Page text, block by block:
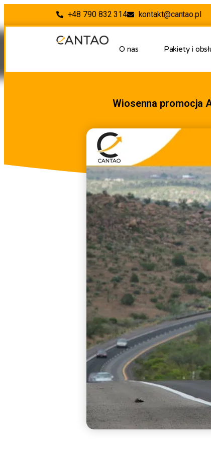
+48 790 832 314 kontakt@cantao.pl
O nas Pakiety i
Wiosenna promocja